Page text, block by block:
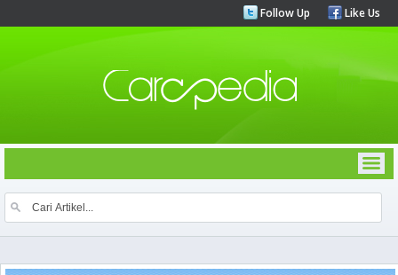
Follow Up Like Us